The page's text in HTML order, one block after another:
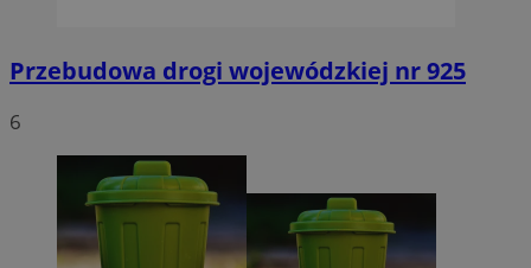
Przebudowa drogi wojewódzkiej nr 925
6